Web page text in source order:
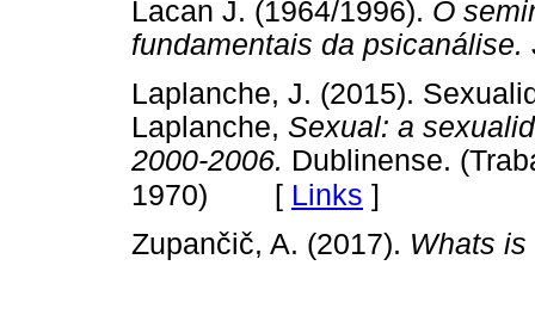
Lacan J. (1964/1996). O
fundamentais da psicanálise.
Laplanche, J. (2015).
Laplanche, Sexual: a
2000-2006. Dublinense.
1970) [ Links ]
Zupančič, A. (2017). Whats is